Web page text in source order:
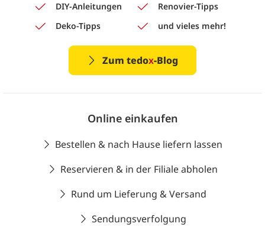
DIY-Anleitungen
Renovier-Tipps
Deko-Tipps
und vieles mehr!
Zum tedox-Blog
Online einkaufen
Bestellen & nach Hause liefern lassen
Reservieren & in der Filiale abholen
Rund um Lieferung & Versand
Sendungsverfolgung